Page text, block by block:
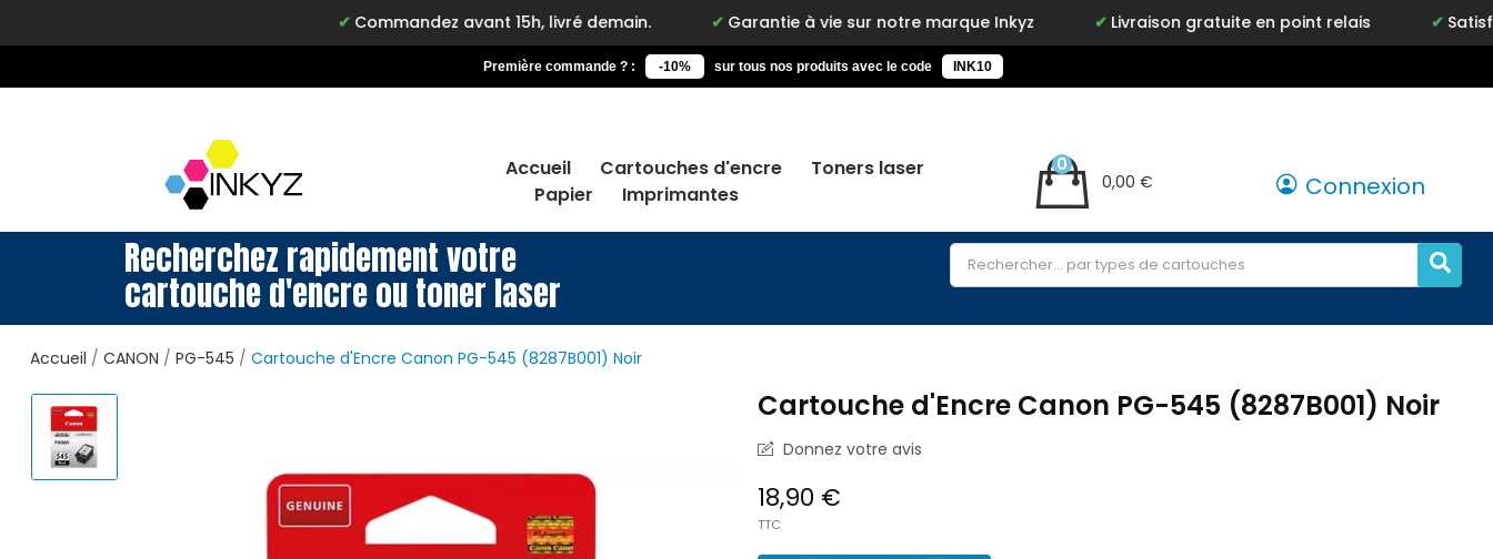
Commandez avant 15h, livré demain. Garantie à vie sur notre marque Inkyz Livraison gratuite en point relais Satisfait ou
Première commande ? : -10% sur tous nos produits avec le code INK10
Accueil Cartouches d'encre
Toners laser
Papier
Imprimantes
0,00 €
0
Connexion
Recherchez rapidement votre
cartouche d'encre ou toner laser
Accueil CANON PG-545 Cartouche d'Encre Canon PG-545 (8287B001) Noir
Cartouche d'Encre Canon PG-545 (8287B001) Noir
Donnez votre avis
18,90 €
TTC